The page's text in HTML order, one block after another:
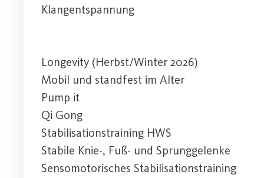
Klangentspannung
Longevity (Herbst/Winter 2026)
Mobil und standfest im Alter
Pump it
Qi Gong
Stabilisationstraining HWS
Stabile Knie-, Fuß- und Sprunggelenke
Sensomotorisches Stabilisationstraining